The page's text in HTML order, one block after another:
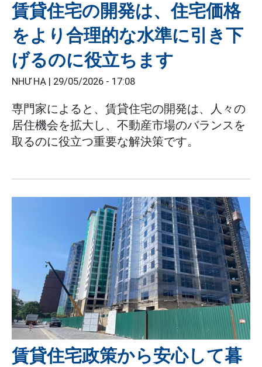
賃貸住宅の開発は、住宅価格
をより合理的な水準に引き下
げるのに役立ちます
NHƯ HẠ | 29/05/2026 - 17:08
専門家によると、賃貸住宅の開発は、人々の
居住機会を拡大し、不動産市場のバランスを
取るのに役立つ重要な解決策です。
賃貸住宅政策から安心して暮